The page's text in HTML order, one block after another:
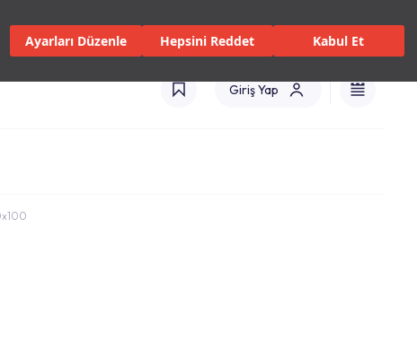
Ayarları Düzenle Hepsini Reddet Kabul Et
Servisler ve HizmetlerMağazalarKataloglar Türkiye(TR)
Giriş Yap